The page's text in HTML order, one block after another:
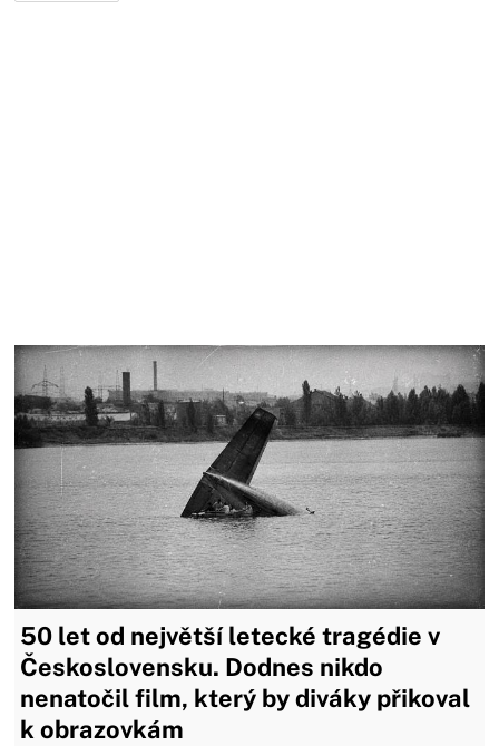
50 let od největší letecké tragédie v
Československu. Dodnes nikdo
nenatočil film, který by diváky přikoval
k obrazovkám